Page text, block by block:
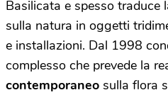
Basilicata e spesso traduce
sulla natura in oggetti
e installazioni. Dal 1998
complesso che prevede la
contemporaneo sulla flora